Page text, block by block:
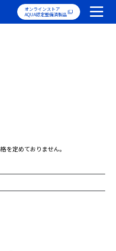
オンラインストア
AQUA認定整備済製品
を定めておりません。